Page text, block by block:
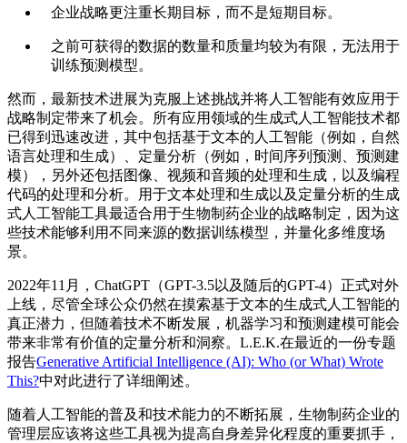
企业战略更注重长期目标，而不是短期目标。
之前可获得的数据的数量和质量均较为有限，无法用于
训练预测模型。
然而，最新技术进展为克服上述挑战并将人工智能有效应用于
战略制定带来了机会。所有应用领域的生成式人工智能技术都
已得到迅速改进，其中包括基于文本的人工智能（例如，自然
语言处理和生成）、定量分析（例如，时间序列预测、预测建
模），另外还包括图像、视频和音频的处理和生成，以及编程
代码的处理和分析。用于文本处理和生成以及定量分析的生成
式人工智能工具最适合用于生物制药企业的战略制定，因为这
些技术能够利用不同来源的数据训练模型，并量化多维度场
景。
2022年11月，ChatGPT（GPT-3.5以及随后的GPT-4）正式对外
上线，尽管全球公众仍然在摸索基于文本的生成式人工智能的
真正潜力，但随着技术不断发展，机器学习和预测建模可能会
带来非常有价值的定量分析和洞察。L.E.K.在最近的一份专题
报告Generative Artificial Intelligence (AI): Who (or What) Wrote
This?中对此进行了详细阐述。
随着人工智能的普及和技术能力的不断拓展，生物制药企业的
管理层应该将这些工具视为提高自身差异化程度的重要抓手，